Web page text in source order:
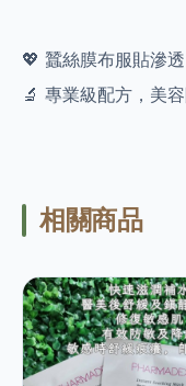
💖 蠶絲膜布服貼滲
🔬 專業級配方，美
相關商品